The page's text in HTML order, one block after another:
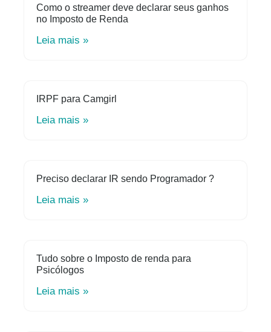
Como o streamer deve declarar seus ganhos
no Imposto de Renda
Leia mais »
IRPF para Camgirl
Leia mais »
Preciso declarar IR sendo Programador ?
Leia mais »
Tudo sobre o Imposto de renda para
Psicólogos
Leia mais »